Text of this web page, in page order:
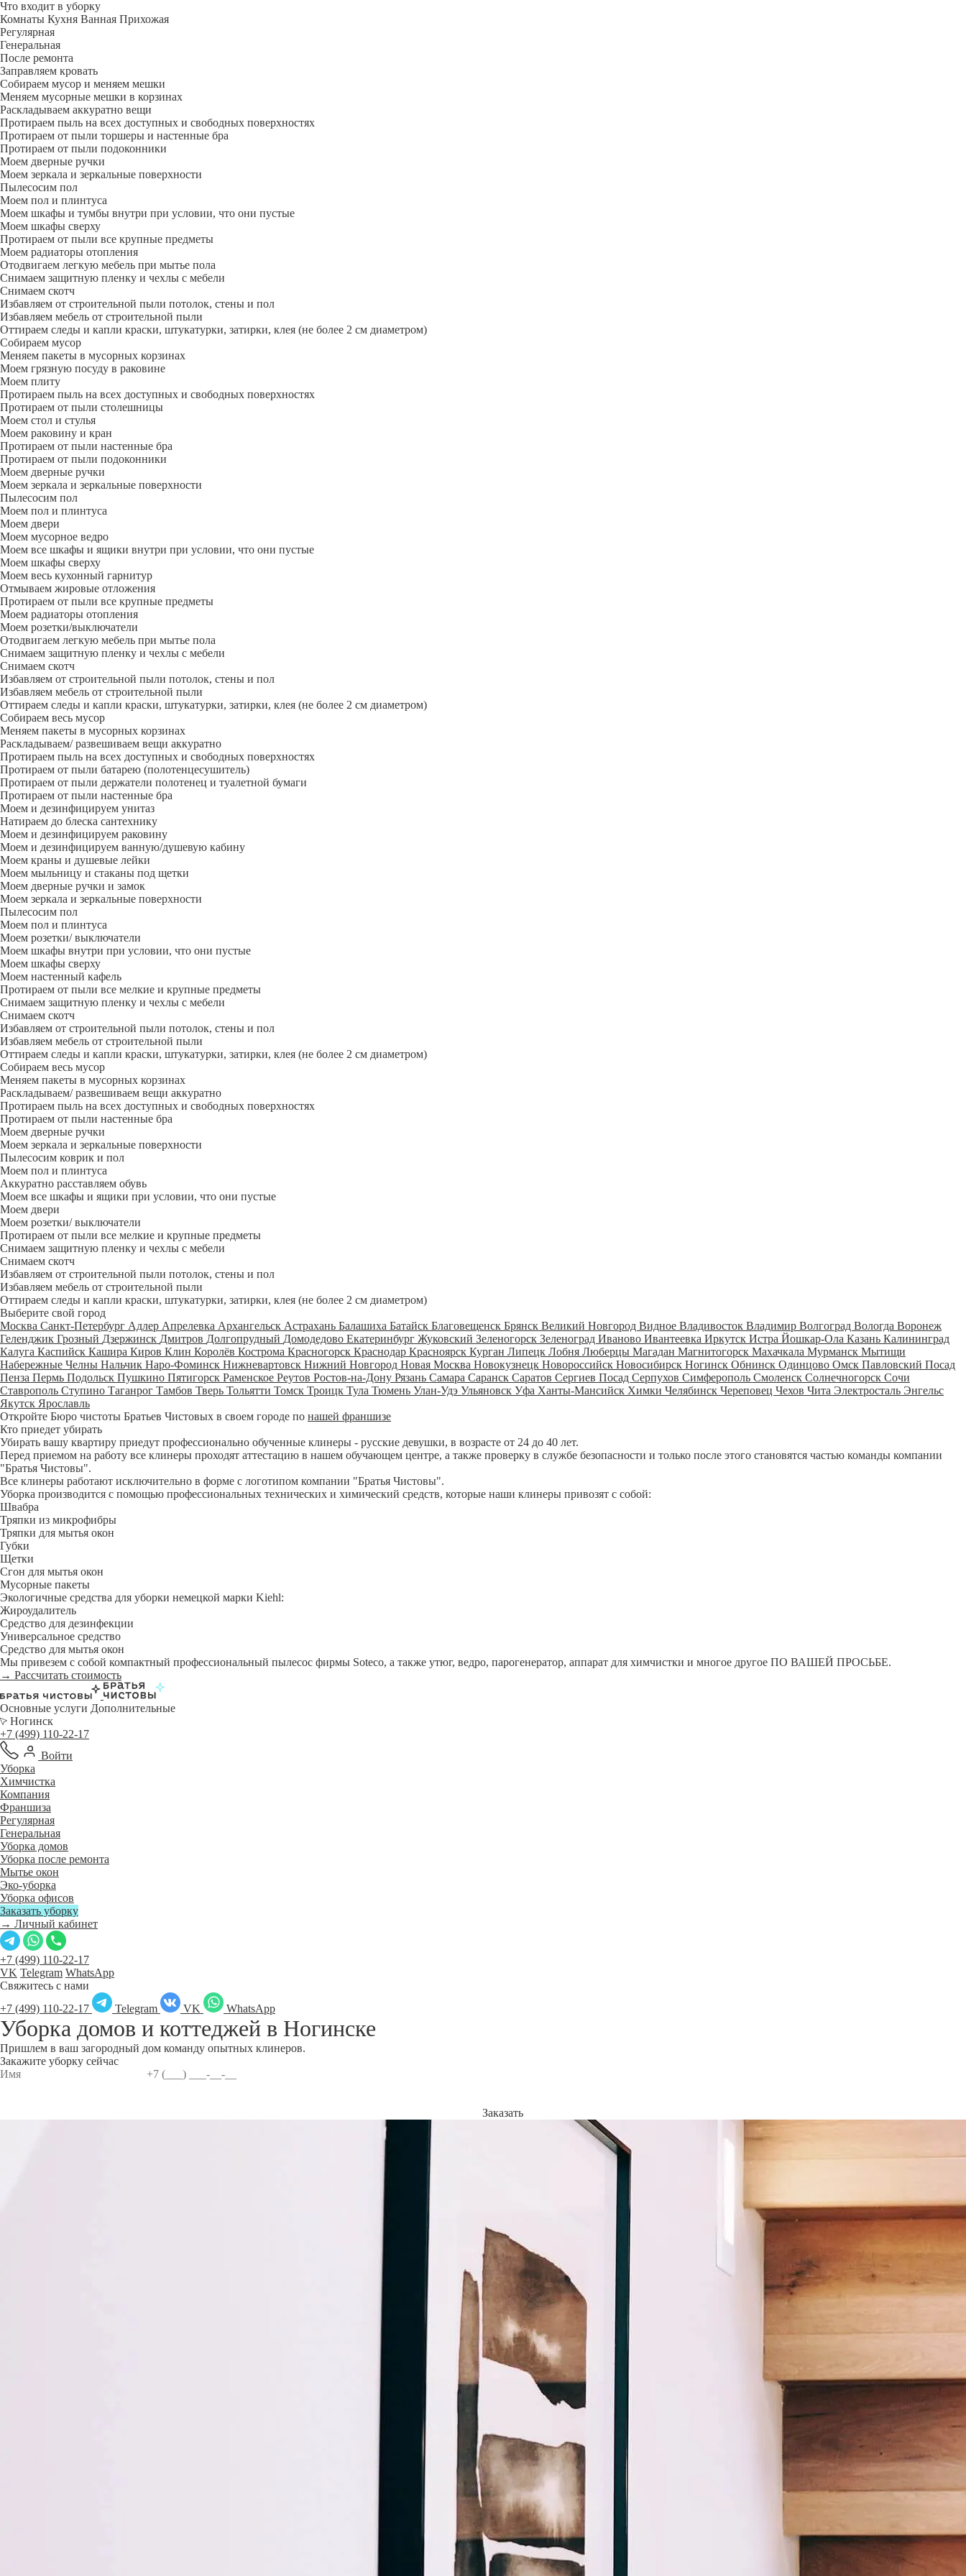
Что входит в уборку
Регу­лярная
Гене­ральная
После ремонта
Заправляем кровать
Собираем мусор и меняем мешки
Меняем мусорные мешки в корзинах
Раскладываем аккуратно вещи
Протираем пыль на всех доступных и свободных поверхностях
Протираем от пыли торшеры и настенные бра
Протираем от пыли подоконники
Моем дверные ручки
Моем зеркала и зеркальные поверхности
Пылесосим пол
Моем пол и плинтуса
Моем шкафы и тумбы внутри при условии, что они пустые
Моем шкафы сверху
Протираем от пыли все крупные предметы
Моем радиаторы отопления
Отодвигаем легкую мебель при мытье пола
Снимаем защитную пленку и чехлы с мебели
Снимаем скотч
Избавляем от строительной пыли потолок, стены и пол
Избавляем мебель от строительной пыли
Оттираем следы и капли краски, штукатурки, затирки, клея (не более 2 см диаметром)
Собираем мусор
Меняем пакеты в мусорных корзинах
Моем грязную посуду в раковине
Моем плиту
Протираем пыль на всех доступных и свободных поверхностях
Протираем от пыли столешницы
Моем стол и стулья
Моем раковину и кран
Протираем от пыли настенные бра
Протираем от пыли подоконники
Моем дверные ручки
Моем зеркала и зеркальные поверхности
Пылесосим пол
Моем пол и плинтуса
Моем двери
Моем мусорное ведро
Моем все шкафы и ящики внутри при условии, что они пустые
Моем шкафы сверху
Моем весь кухонный гарнитур
Отмываем жировые отложения
Протираем от пыли все крупные предметы
Моем радиаторы отопления
Моем розетки/выключатели
Отодвигаем легкую мебель при мытье пола
Снимаем защитную пленку и чехлы с мебели
Снимаем скотч
Избавляем от строительной пыли потолок, стены и пол
Избавляем мебель от строительной пыли
Оттираем следы и капли краски, штукатурки, затирки, клея (не более 2 см диаметром)
Собираем весь мусор
Меняем пакеты в мусорных корзинах
Раскладываем/ развешиваем вещи аккуратно
Протираем пыль на всех доступных и свободных поверхностях
Протираем от пыли батарею (полотенцесушитель)
Протираем от пыли держатели полотенец и туалетной бумаги
Протираем от пыли настенные бра
Моем и дезинфицируем унитаз
Натираем до блеска сантехнику
Моем и дезинфицируем раковину
Моем и дезинфицируем ванную/душевую кабину
Моем краны и душевые лейки
Моем мыльницу и стаканы под щетки
Моем дверные ручки и замок
Моем зеркала и зеркальные поверхности
Пылесосим пол
Моем пол и плинтуса
Моем розетки/ выключатели
Моем шкафы внутри при условии, что они пустые
Моем шкафы сверху
Моем настенный кафель
Протираем от пыли все мелкие и крупные предметы
Снимаем защитную пленку и чехлы с мебели
Снимаем скотч
Избавляем от строительной пыли потолок, стены и пол
Избавляем мебель от строительной пыли
Оттираем следы и капли краски, штукатурки, затирки, клея (не более 2 см диаметром)
Собираем весь мусор
Меняем пакеты в мусорных корзинах
Раскладываем/ развешиваем вещи аккуратно
Протираем пыль на всех доступных и свободных поверхностях
Протираем от пыли настенные бра
Моем дверные ручки
Моем зеркала и зеркальные поверхности
Пылесосим коврик и пол
Моем пол и плинтуса
Аккуратно расставляем обувь
Моем все шкафы и ящики при условии, что они пустые
Моем двери
Моем розетки/ выключатели
Протираем от пыли все мелкие и крупные предметы
Снимаем защитную пленку и чехлы с мебели
Снимаем скотч
Избавляем от строительной пыли потолок, стены и пол
Избавляем мебель от строительной пыли
Оттираем следы и капли краски, штукатурки, затирки, клея (не более 2 см диаметром)
Выберите свой город
Москва Санкт-Петербург Адлер Апрелевка Архангельск Астрахань Балашиха Батайск Благовещенск Брянск Великий Новгород Видное Владивосток Владимир Волгоград Вологда Воронеж
Геленджик Грозный Дзержинск Дмитров Долгопрудный Домодедово Екатеринбург Жуковский Зеленогорск Зеленоград Иваново Ивантеевка Иркутск Истра Йошкар-Ола Казань Калининград
Калуга Каспийск Кашира Киров Клин Королёв Кострома Красногорск Краснодар Красноярск Курган Липецк Лобня Люберцы Магадан Магнитогорск Махачкала Мурманск Мытищи
Набережные Челны Нальчик Наро-Фоминск Нижневартовск Нижний Новгород Новая Москва Новокузнецк Новороссийск Новосибирск Ногинск Обнинск Одинцово Омск Павловский Посад
Пенза Пермь Подольск Пушкино Пятигорск Раменское Реутов Ростов-на-Дону Рязань Самара Саранск Саратов Сергиев Посад Серпухов Симферополь Смоленск Солнечногорск Сочи
Ставрополь Ступино Таганрог Тамбов Тверь Тольятти Томск Троицк Тула Тюмень Улан-Удэ Ульяновск Уфа Ханты-Мансийск Химки Челябинск Череповец Чехов Чита Электросталь Энгельс
Якутск Ярославль
Откройте Бюро чистоты Братьев Чистовых в своем городе по нашей франшизе
Кто приедет убирать
Убирать вашу квартиру приедут профессионально обученные клинеры - русские девушки, в возрасте от 24 до 40 лет.
Перед приемом на работу все клинеры проходят аттестацию в нашем обучающем центре, а также проверку в службе безопасности и только после этого становятся частью команды компании
"Братья Чистовы".
Все клинеры работают исключительно в форме с логотипом компании "Братья Чистовы".
Уборка производится с помощью профессиональных технических и химический средств, которые наши клинеры привозят с собой:
Швабра
Тряпки из микрофибры
Тряпки для мытья окон
Губки
Щетки
Сгон для мытья окон
Мусорные пакеты
Экологичные средства для уборки немецкой марки Kiehl:
Жироудалитель
Средство для дезинфекции
Универсальное средство
Средство для мытья окон
Мы привезем с собой компактный профессиональный пылесос фирмы Soteco, а также утюг, ведро, парогенератор, аппарат для химчистки и многое другое ПО ВАШЕЙ ПРОСЬБЕ.
→ Рассчитать стоимость
Основные услуги Дополнительные
Ногинск
+7 (499) 110-22-17
Войти
Уборка
Химчистка
Компания
Франшиза
Регулярная
Генеральная
Уборка домов
Уборка после ремонта
Мытье окон
Эко-уборка
Уборка офисов
Заказать уборку
→ Личный кабинет
+7 (499) 110-22-17
VK Telegram WhatsApp
Свяжитесь с нами
+7 (499) 110-22-17
Telegram VK WhatsApp
Уборка домов и коттеджей в Ногинске
Пришлем в ваш загородный дом команду опытных клинеров.
Закажите уборку сейчас
Заказать